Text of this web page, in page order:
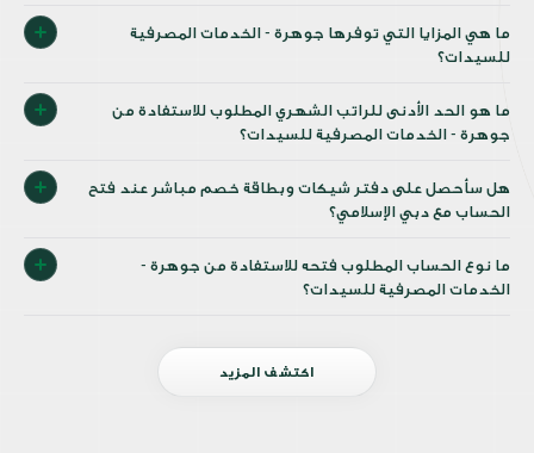
ما هي المزايا التي توفرها جوهرة - الخدمات المصرفية
للسيدات؟
ما هو الحد الأدنى للراتب الشهري المطلوب للاستفادة من
جوهرة - الخدمات المصرفية للسيدات؟
هل سأحصل على دفتر شيكات وبطاقة خصم مباشر عند فتح
الحساب مع دبي الإسلامي؟
ما نوع الحساب المطلوب فتحه للاستفادة من جوهرة -
الخدمات المصرفية للسيدات؟
اكتشف المزيد